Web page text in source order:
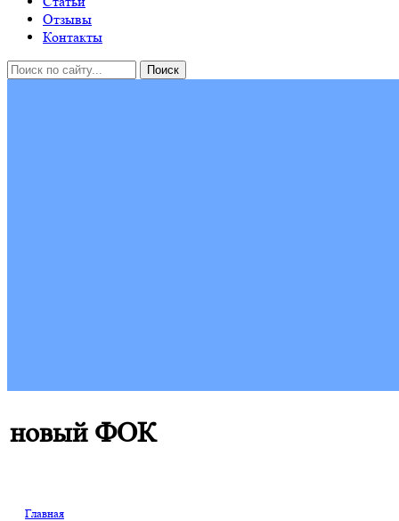
Отзывы
Контакты
новый ФОК
Главная